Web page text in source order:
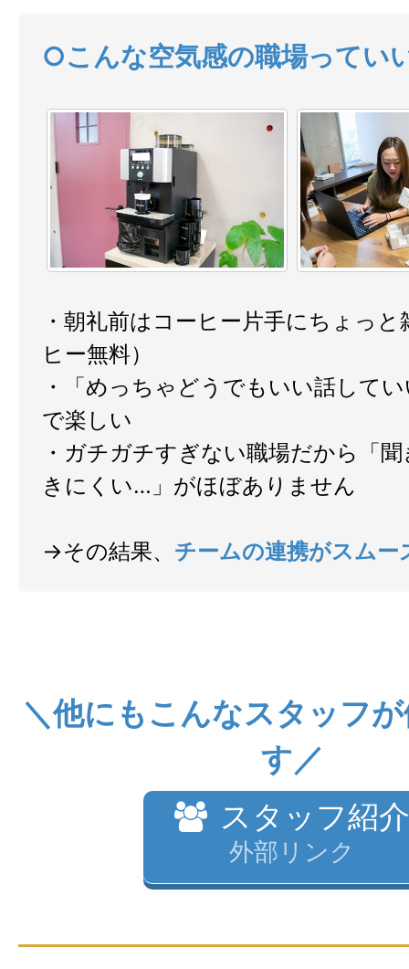
どん
けるタイプ
「これで本当に良かったかな？」
やりがい
完成までずっと一緒
お客様の性格やこだわりも分かっ
れる
の高い家づくり
上下関係が厳しすぎない
すぐ相談
認し合える関係性
本当に必死
聞
新しいことが出てくる感じ
「前より成長している
合いたい」
家づくりが好き、人が好き。
まずは一
らえたら嬉しい
○こんな空気感の職場ってい
・朝礼前はコーヒー片手にちょっ
ヒー無料）
・「めっちゃどうでもいい話して
で楽しい
・ガチガチすぎない職場だから「
きにくい…」がほぼありません
→その結果、 チームの連携がスムー
＼他にもこんなスタッフ
す／
スタッフ紹
外部リンク